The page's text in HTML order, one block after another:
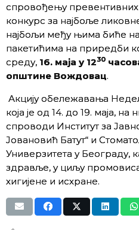
спровођењу превентивних
конкурс за најбоље
најбољи међу њима биће
пакетићима на приредби
среду, 16. маја у 1230
општине Вождовац.
Акцију обележавања
која је од 14. до 19. маја,
спроводи Институт за
Јовановић Батут“ и
Универзитета у Београду,
здравље, у циљу
хигијене и исхране.